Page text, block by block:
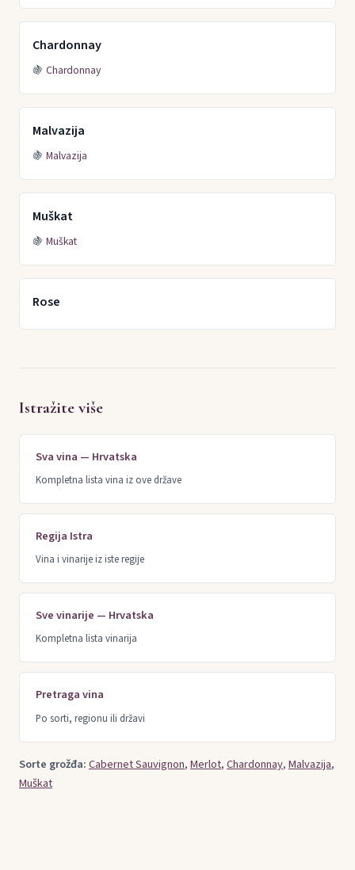
Chardonnay
🍇 Chardonnay
Malvazija
🍇 Malvazija
Muškat
🍇 Muškat
Rose
Istražite više
Sva vina — Hrvatska
Kompletna lista vina iz ove države
Regija Istra
Vina i vinarije iz iste regije
Sve vinarije — Hrvatska
Kompletna lista vinarija
Pretraga vina
Po sorti, regionu ili državi
Sorte grožđa:Cabernet Sauvignon,Merlot,Chardonnay,Malvazija,
Muškat